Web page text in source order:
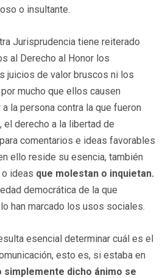
o insultante.
Jurisprudencia tiene reiterado
al Derecho al Honor los
juicios de valor bruscos ni los
mucho que ellos causen
la persona contra la que fueron
el derecho a la libertad de
comentarios e ideas favorables
ello reside su esencia, también
ideas que molestan o inquietan.
democrática de la que
han marcado los usos sociales.
esencial determinar cuál es el
esto es, si estaba en
simplemente dicho ánimo se